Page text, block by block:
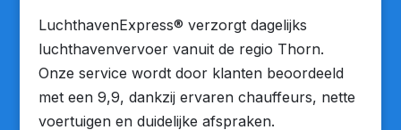
LuchthavenExpress® verzorgt dagelijks
luchthavenvervoer vanuit de regio Thorn.
Onze service wordt door klanten beoordeeld
met een 9,9, dankzij ervaren chauffeurs, nette
voertuigen en duidelijke afspraken.